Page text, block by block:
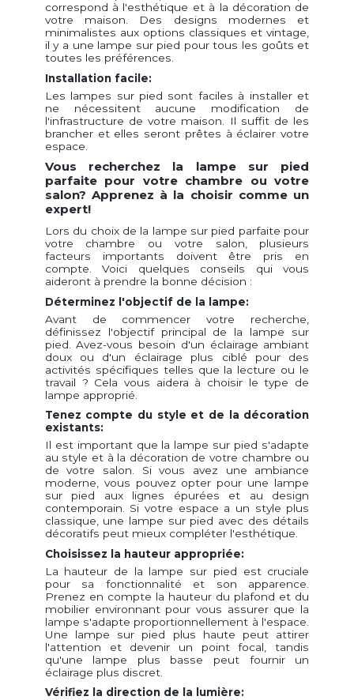
correspond à l'esthétique et à la décoration de
votre maison. Des designs modernes et
minimalistes aux options classiques et vintage,
il y a une lampe sur pied pour tous les goûts et
toutes les préférences.
Installation facile:
Les lampes sur pied sont faciles à installer et
ne nécessitent aucune modification de
l'infrastructure de votre maison. Il suffit de les
brancher et elles seront prêtes à éclairer votre
espace.
Vous recherchez la lampe sur pied
parfaite pour votre chambre ou votre
salon? Apprenez à la choisir comme un
expert!
Lors du choix de la lampe sur pied parfaite pour
votre chambre ou votre salon, plusieurs
facteurs importants doivent être pris en
compte. Voici quelques conseils qui vous
aideront à prendre la bonne décision :
Déterminez l'objectif de la lampe:
Avant de commencer votre recherche,
définissez l'objectif principal de la lampe sur
pied. Avez-vous besoin d'un éclairage ambiant
doux ou d'un éclairage plus ciblé pour des
activités spécifiques telles que la lecture ou le
travail ? Cela vous aidera à choisir le type de
lampe approprié.
Tenez compte du style et de la décoration
existants:
Il est important que la lampe sur pied s'adapte
au style et à la décoration de votre chambre ou
de votre salon. Si vous avez une ambiance
moderne, vous pouvez opter pour une lampe
sur pied aux lignes épurées et au design
contemporain. Si votre espace a un style plus
classique, une lampe sur pied avec des détails
décoratifs peut mieux compléter l'esthétique.
Choisissez la hauteur appropriée:
La hauteur de la lampe sur pied est cruciale
pour sa fonctionnalité et son apparence.
Prenez en compte la hauteur du plafond et du
mobilier environnant pour vous assurer que la
lampe s'adapte proportionnellement à l'espace.
Une lampe sur pied plus haute peut attirer
l'attention et devenir un point focal, tandis
qu'une lampe plus basse peut fournir un
éclairage plus discret.
Vérifiez la direction de la lumière: